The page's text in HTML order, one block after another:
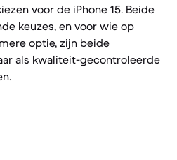
voor de iPhone 15. Beide
keuzes, en voor wie op
optie, zijn beide
als kwaliteit-gecontroleerde